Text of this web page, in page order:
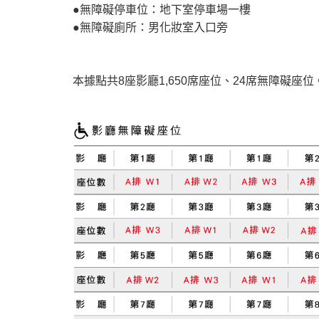
●無障礙停車位：地下室停車場一樓
●無障礙廁所：男化妝室入口旁
本據點共8座影廳1,650席座位、24席無障礙座位